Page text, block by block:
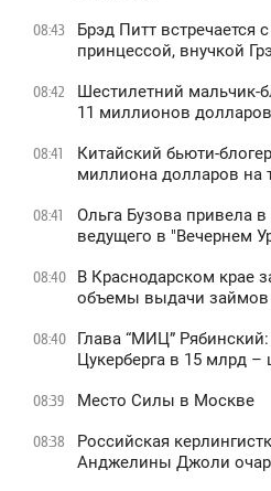
08:43
Брэд Питт встречается
принцессой, внучкой
08:42
Шестилетний мальчик-
11 миллионов долларов
08:41
Китайский бьюти-
миллиона долларов на
08:41
Ольга Бузова привела
ведущего в "Вечернем
08:40
В Краснодарском крае
объемы выдачи
08:40
Глава “МИЦ”
Цукерберга в 15 млрд –
08:39 Место Силы в Москве
08:38
Российская
Анджелины Джоли